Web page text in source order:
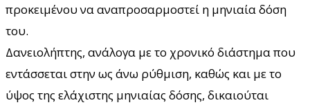
προκειμένου να αναπροσαρμοστεί η μηνιαία δόση
του.
Δανειολήπτης, ανάλογα με το χρονικό διάστημα που
εντάσσεται στην ως άνω ρύθμιση, καθώς και με το
ύψος της ελάχιστης μηνιαίας δόσης, δικαιούται